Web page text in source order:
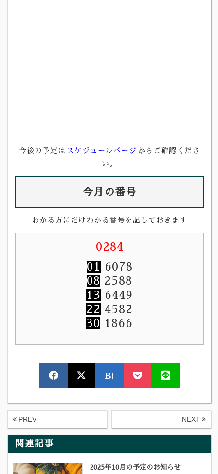
今後の予定は スケジュールページ からご確認くださ
い。
今月の番号
わかる方にだけわかる番号を記しておきます
0284
01
6078
08 2588
13 6449
22 4582
30 1866
B!
PREV NEXT
関連記事
2025年10月の予定のお知らせ